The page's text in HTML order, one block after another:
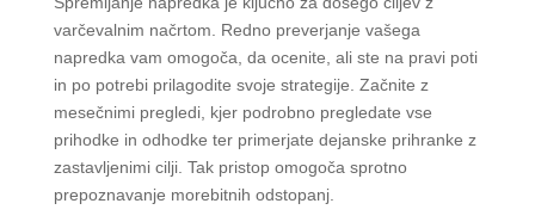
varčevalnim načrtom. Redno preverjanje vašega
napredka vam omogoča, da ocenite, ali ste na pravi poti
in po potrebi prilagodite svoje strategije. Začnite z
mesečnimi pregledi, kjer podrobno pregledate vse
prihodke in odhodke ter primerjate dejanske prihranke z
zastavljenimi cilji. Tak pristop omogoča sprotno
prepoznavanje morebitnih odstopanj.